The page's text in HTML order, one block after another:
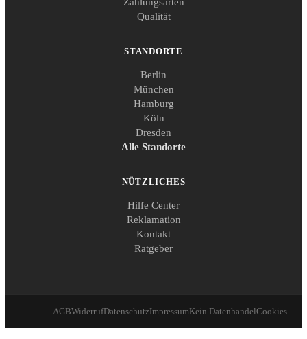
Qualität
STANDORTE
Berlin
München
Hamburg
Köln
Dresden
Alle Standorte
NÜTZLICHES
Hilfe Center
Reklamation
Kontakt
Ratgeber
AGBWiderrufDatenschutzImpressumKein DatenhandelCookies